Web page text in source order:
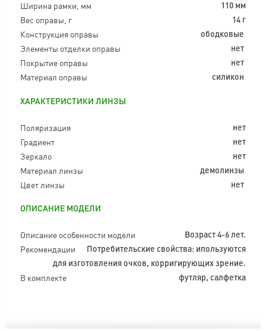
Ширина рамки, мм 110 мм
Вес оправы, г 14 г
Конструкция оправы ободковые
Элементы отделки оправы нет
Покрытие оправы нет
Материал оправы силикон
ХАРАКТЕРИСТИКИ ЛИНЗЫ
Поляризация нет
Градиент нет
Зеркало нет
Материал линзы демолинзы
Цвет линзы нет
ОПИСАНИЕ МОДЕЛИ
Описание особенности модели Возраст 4-6 лет.
Рекомендации
Потребительские свойства: ипользуются
для изготовления очков, корригирующих зрение.
В комплекте футляр, салфетка